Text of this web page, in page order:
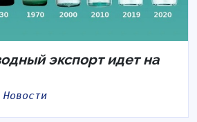
экспорт идет на
Новости